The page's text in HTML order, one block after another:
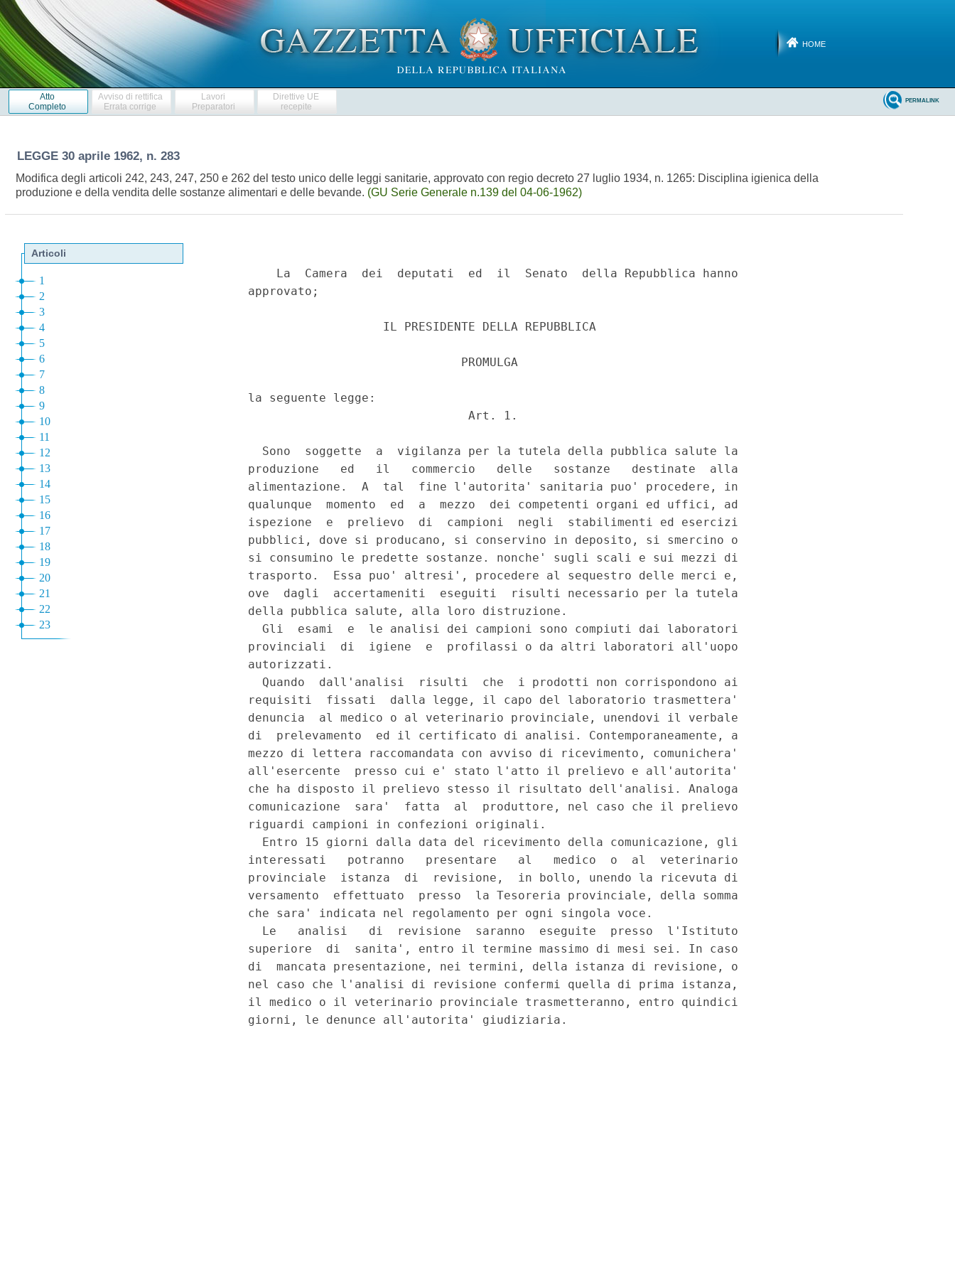
HOME
Atto
Completo
Avviso di rettifica
Errata corrige
Lavori
Preparatori
Direttive UE
recepite
PERMALINK
LEGGE 30 aprile 1962, n. 283
Modifica degli articoli 242, 243, 247, 250 e 262 del testo unico delle leggi sanitarie, approvato con regio decreto 27 luglio 1934, n. 1265: Disciplina igienica della
produzione e della vendita delle sostanze alimentari e delle bevande. (GU Serie Generale n.139 del 04-06-1962)